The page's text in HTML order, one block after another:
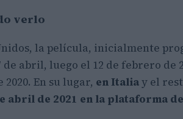
verlo
la película, inicialmente
de abril, luego el 12 de febrero de
2020. En su lugar, en Italiay el
abril de 2021 en la plataforma